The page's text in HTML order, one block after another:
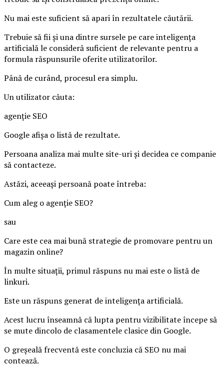
Nu mai este suficient să apari în rezultatele căutării.
Trebuie să fii și una dintre sursele pe care inteligența
artificială le consideră suficient de relevante pentru a
formula răspunsurile oferite utilizatorilor.
Până de curând, procesul era simplu.
Un utilizator căuta:
agenție SEO
Google afișa o listă de rezultate.
Persoana analiza mai multe site-uri și decidea ce companie
să contacteze.
Astăzi, aceeași persoană poate întreba:
Cum aleg o agenție SEO?
sau
Care este cea mai bună strategie de promovare pentru un
magazin online?
În multe situații, primul răspuns nu mai este o listă de
linkuri.
Este un răspuns generat de inteligența artificială.
Acest lucru înseamnă că lupta pentru vizibilitate începe să
se mute dincolo de clasamentele clasice din Google.
O greșeală frecventă este concluzia că SEO nu mai
contează.